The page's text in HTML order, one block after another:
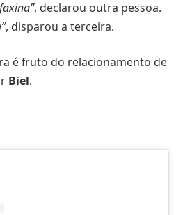
, declarou outra pessoa.
, disparou a terceira.
é fruto do relacionamento de
Biel.